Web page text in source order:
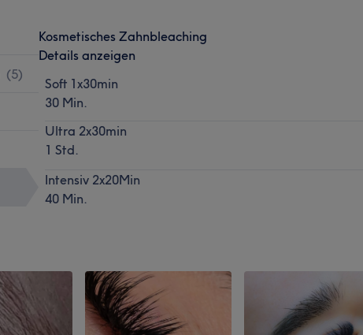
(5)
Kosmetisches Zahnbleaching
Details anzeigen
Soft 1x30min
30 Min.
Ultra 2x30min
1 Std.
Intensiv 2x20Min
40 Min.